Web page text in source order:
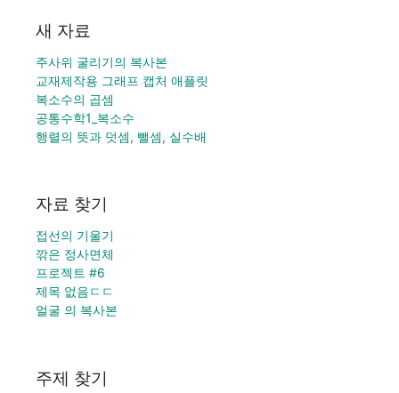
새 자료
주사위 굴리기의 복사본
교재제작용 그래프 캡처 애플릿
복소수의 곱셈
공통수학1_복소수
행렬의 뜻과 덧셈, 뺄셈, 실수배
자료 찾기
접선의 기울기
깎은 정사면체
프로젝트 #6
제목 없음ㄷㄷ
얼굴 의 복사본
주제 찾기